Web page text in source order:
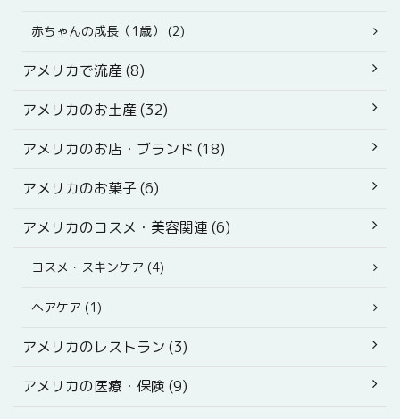
赤ちゃんの成長（1歳） (2)
アメリカで流産 (8)
アメリカのお土産 (32)
アメリカのお店・ブランド (18)
アメリカのお菓子 (6)
アメリカのコスメ・美容関連 (6)
コスメ・スキンケア (4)
ヘアケア (1)
アメリカのレストラン (3)
アメリカの医療・保険 (9)